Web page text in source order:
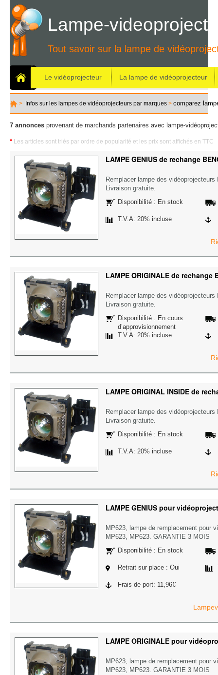
Lampe-
Tout savoir sur la lampe de
Le vidéoprojecteur La lampe de vidéoprojecteur
> Infos sur les lampes de vidéoprojecteurs par marques > comparez
7 annonces provenant de marchands partenaires avec lampe-
* Les articles sont triés par ordre de popularité et les prix sont affichés en TTC
LAMPE GENIUS de rechange
Remplacer lampe des
Livraison gratuite.
Disponibilité : En stock
T.V.A: 20% incluse
LAMPE ORIGINALE de rechange
Remplacer lampe des
Livraison gratuite.
Disponibilité : En cours
d’approvisionnement
T.V.A: 20% incluse
LAMPE ORIGINAL INSIDE de
Remplacer lampe des
Livraison gratuite.
Disponibilité : En stock
T.V.A: 20% incluse
LAMPE GENIUS pour
MP623, lampe de remplacement pour
MP623, MP623. GARANTIE 3 MOIS
Disponibilité : En stock
Retrait sur place : Oui
Frais de port: 11,96€
LAMPE ORIGINALE pour
MP623, lampe de remplacement pour
MP623, MP623. GARANTIE 3 MOIS